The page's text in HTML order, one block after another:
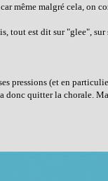
même malgré cela, on
tout est dit sur "glee", sur
pressions (et en
quitter la chorale.